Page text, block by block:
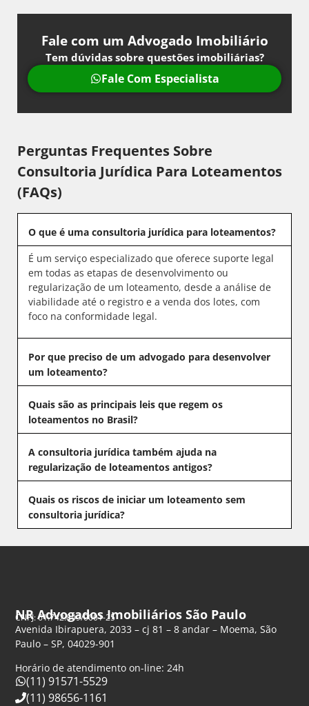
Fale com um Advogado Imobiliário
Tem dúvidas sobre questões imobiliárias?
Fale Com Especialista
Perguntas Frequentes Sobre
Consultoria Jurídica Para Loteamentos
(FAQs)
O que é uma consultoria jurídica para loteamentos?
É um serviço especializado que oferece suporte legal
em todas as etapas de desenvolvimento ou
regularização de um loteamento, desde a análise de
viabilidade até o registro e a venda dos lotes, com
foco na conformidade legal.
Por que preciso de um advogado para desenvolver
um loteamento?
Quais são as principais leis que regem os
loteamentos no Brasil?
A consultoria jurídica também ajuda na
regularização de loteamentos antigos?
Quais os riscos de iniciar um loteamento sem
consultoria jurídica?
NR Advogados Imobiliários São Paulo
CNPJ: 61.742.849/0001-25
Avenida Ibirapuera, 2033 – cj 81 – 8 andar – Moema, São
Paulo – SP, 04029-901
Horário de atendimento on-line: 24h
(11) 91571-5529
(11) 98656-1161